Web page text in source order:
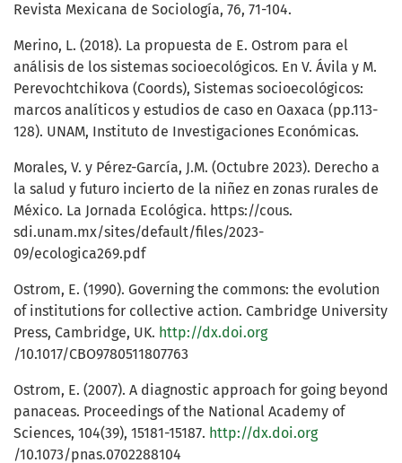
Revista Mexicana de Sociología, 76, 71-104.
Merino, L. (2018). La propuesta de E. Ostrom para el
análisis de los sistemas socioecológicos. En V. Ávila y M.
Perevochtchikova (Coords), Sistemas socioecológicos:
marcos analíticos y estudios de caso en Oaxaca (pp.113-
128). UNAM, Instituto de Investigaciones Económicas.
Morales, V. y Pérez-García, J.M. (Octubre 2023). Derecho a
la salud y futuro incierto de la niñez en zonas rurales de
México. La Jornada Ecológica. https://cous.
sdi.unam.mx/sites/default/files/2023-
09/ecologica269.pdf
Ostrom, E. (1990). Governing the commons: the evolution
of institutions for collective action. Cambridge University
Press, Cambridge, UK. http://dx.doi.org
/10.1017/CBO9780511807763
Ostrom, E. (2007). A diagnostic approach for going beyond
panaceas. Proceedings of the National Academy of
Sciences, 104(39), 15181-15187. http://dx.doi.org
/10.1073/pnas.0702288104